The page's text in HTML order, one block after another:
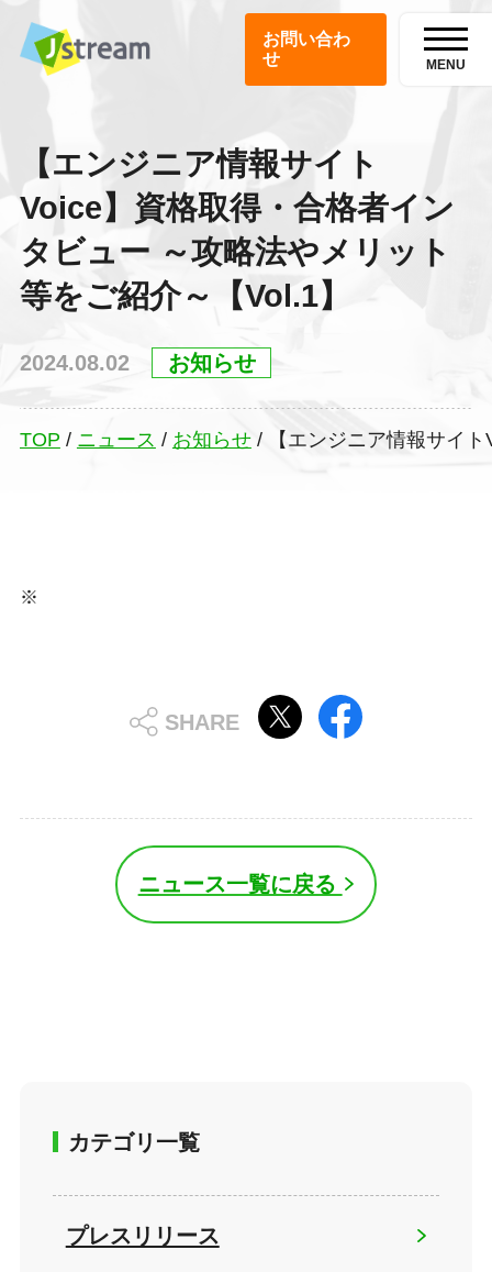
お問い合わ
せ
MENU
【エンジニア情報サイト
Voice】資格取得・合格者イン
タビュー ～攻略法やメリット
等をご紹介～【Vol.1】
2024.08.02 お知らせ
TOP / ニュース / お知らせ/ 【エンジニア情報サイ
ニュース一覧に戻る
カテゴリ一覧
プレスリリース